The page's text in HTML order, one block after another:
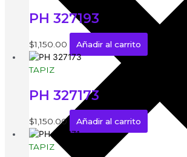
PH 327193
$1,150.00 Añadir al carrito
TAPIZ
PH 327173
$1,150.00 Añadir al carrito
TAPIZ